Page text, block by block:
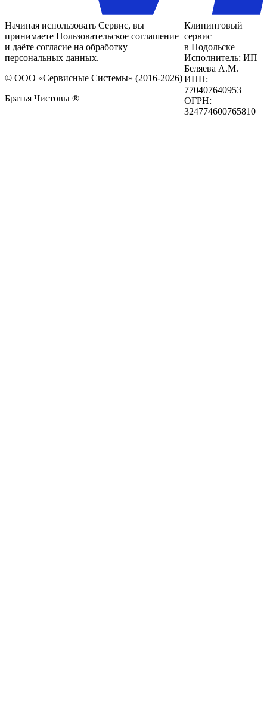
Начиная использовать Сервис, вы
принимаете Пользовательское соглашение
и даёте согласие на обработку
персональных данных.
© ООО «Сервисные Системы» (2016-2026)
Братья Чистовы ®
Клининговый
сервис
в Подольске
Исполнитель: ИП
Беляева А.М.
ИНН:
770407640953
ОГРН:
324774600765810